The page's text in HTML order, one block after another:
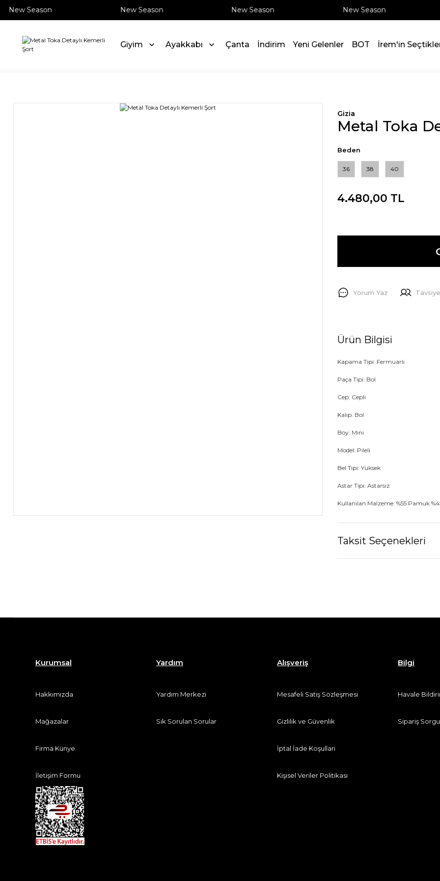
New Season New Season New Season New Season
Giyim Ayakkabı Çanta İndirim Yeni Gelenler BOT İrem'in
Gizia
Metal Toka
Beden
36 38 40
4.480,00 TL
Yorum Yaz
Ürün Bilgisi
Kapama Tipi: Fermuarlı
Paça Tipi: Bol
Cep: Cepli
Kalıp: Bol
Boy: Mini
Model: Pileli
Bel Tipi: Yüksek
Astar Tipi: Astarsız
Kullanılan Malzeme: %55 Pamuk
Taksit Seçenekleri
Kurumsal
Hakkımızda
Mağazalar
Firma Künye
İletişim Formu
Yardım
Yardım Merkezi
Sık Sorulan Sorular
Alışveriş
Mesafeli Satış Sözleşmesi
Gizlilik ve Güvenlik
İptal İade Koşullari
Kişisel Veriler Politikası
Bilgi
Havale
Sipariş